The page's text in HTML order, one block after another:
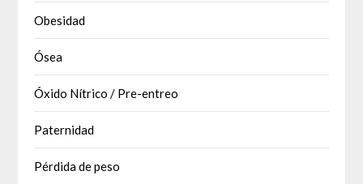
Obesidad
Ósea
Óxido Nítrico / Pre-entreo
Paternidad
Pérdida de peso